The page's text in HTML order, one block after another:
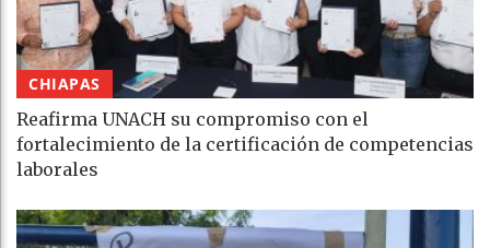
CHIAPAS
Reafirma UNACH su compromiso con el
fortalecimiento de la certificación de competencias
laborales